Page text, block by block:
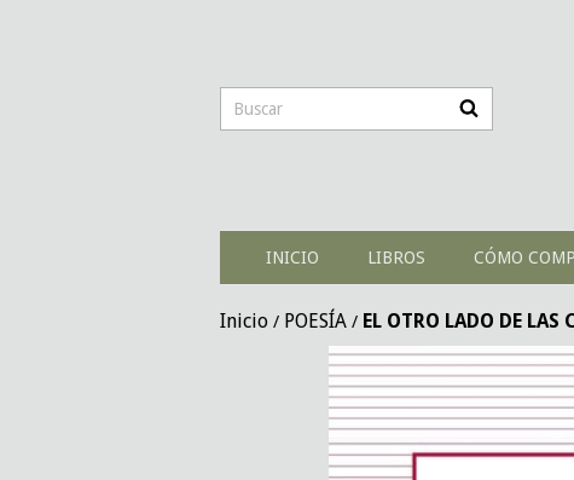
INICIO LIBROS CÓMO
Inicio / POESÍA / EL OTRO LADO DE